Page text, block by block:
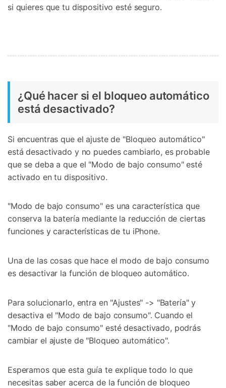
si quieres que tu dispositivo esté seguro.
¿Qué hacer si el bloqueo automático
está desactivado?
Si encuentras que el ajuste de "Bloqueo automático"
está desactivado y no puedes cambiarlo, es probable
que se deba a que el "Modo de bajo consumo" esté
activado en tu dispositivo.
"Modo de bajo consumo" es una característica que
conserva la batería mediante la reducción de ciertas
funciones y características de tu iPhone.
Una de las cosas que hace el modo de bajo consumo
es desactivar la función de bloqueo automático.
Para solucionarlo, entra en "Ajustes" -> "Batería" y
desactiva el "Modo de bajo consumo". Cuando el
"Modo de bajo consumo" esté desactivado, podrás
cambiar el ajuste de "Bloqueo automático".
Esperamos que esta guía te explique todo lo que
necesitas saber acerca de la función de bloqueo